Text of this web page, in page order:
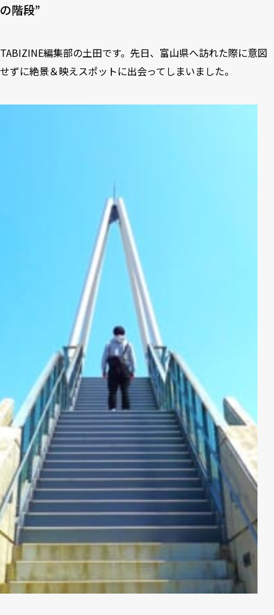
の階段”
TABIZINE編集部の土田です。先日、富山県へ訪れた際に意図
せずに絶景＆映えスポットに出会ってしまいました。